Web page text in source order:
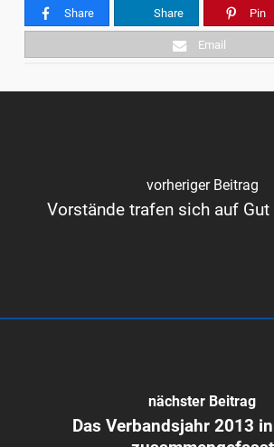
Share Share Pin
Email
vorheriger Beitrag
Vorstände trafen sich auf
nächster Beitrag
Das Verbandsjahr 2013